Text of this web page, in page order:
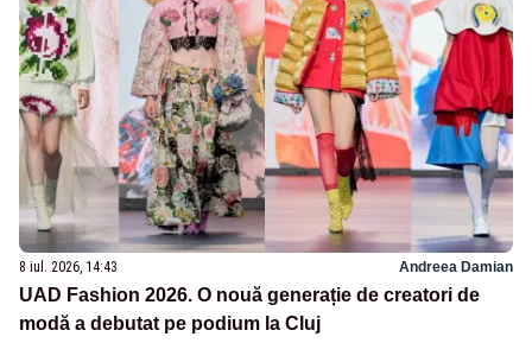
8 iul. 2026, 14:43 Andreea Damian
UAD Fashion 2026. O nouă generație de creatori de
modă a debutat pe podium la Cluj